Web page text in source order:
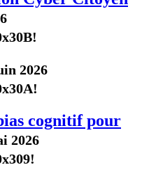
2026
cognitif pour
2026